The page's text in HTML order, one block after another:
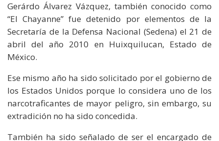
Gerárdo Álvarez Vázquez, también conocido como
“El Chayanne” fue detenido por elementos de la
Secretaría de la Defensa Nacional (Sedena) el 21 de
abril del año 2010 en Huixquilucan, Estado de
México.
Ese mismo año ha sido solicitado por el gobierno de
los Estados Unidos porque lo considera uno de los
narcotraficantes de mayor peligro, sin embargo, su
extradición no ha sido concedida.
También ha sido señalado de ser el encargado de